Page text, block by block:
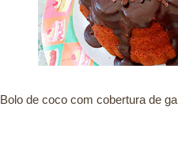
Bolo de coco com cobertura de